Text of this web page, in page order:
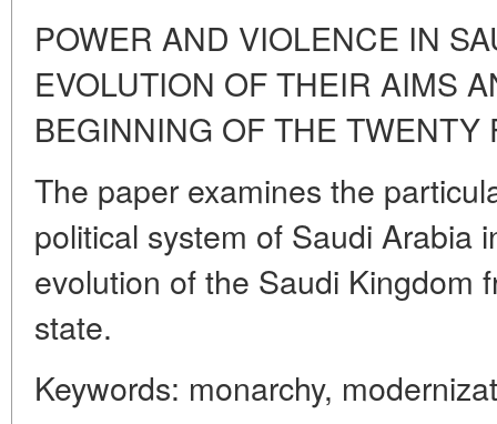
POWER AND VIOLENCE IN
EVOLUTION OF THEIR AIMS
BEGINNING OF THE TWENTY
The paper examines the
political system of Saudi Arabia
evolution of the Saudi Kingdom
state.
Keywords: monarchy,